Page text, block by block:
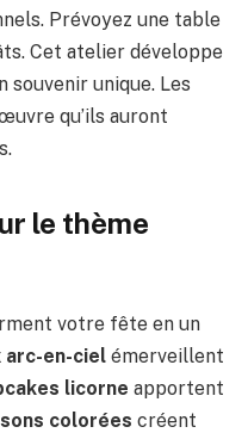
Prévoyez une table
Cet atelier développe
unique. Les
qu’ils auront
le thème
votre fête en un
arc-en-ciel émerveillent
licorne apportent
colorées créent